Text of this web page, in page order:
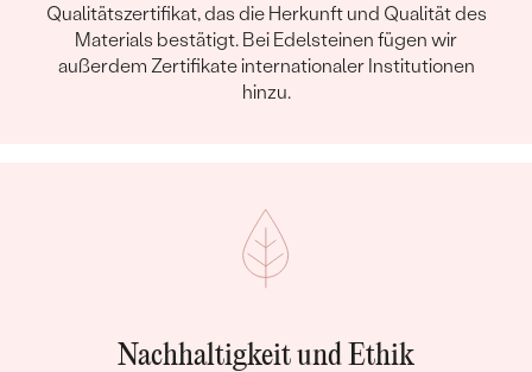
Qualitätszertifikat, das die Herkunft und Qualität des
Materials bestätigt. Bei Edelsteinen fügen wir
außerdem Zertifikate internationaler Institutionen
hinzu.
Nachhaltigkeit und Ethik